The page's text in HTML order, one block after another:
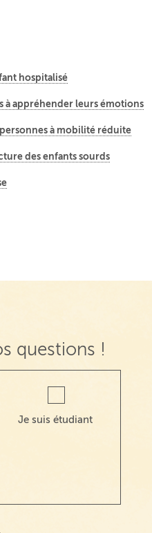
hospitalisé
à appréhender leurs émotions
à mobilité réduite
des enfants sourds
questions !
Je suis étudiant